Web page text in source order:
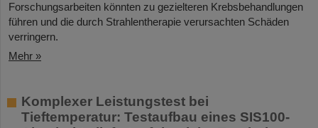
Forschungsarbeiten könnten zu gezielteren Krebsbehandlungen
führen und die durch Strahlentherapie verursachten Schäden
verringern.
Mehr »
Komplexer Leistungstest bei
Tieftemperatur: Testaufbau eines SIS100-